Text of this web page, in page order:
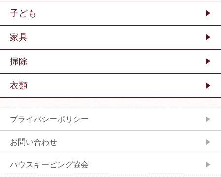
子ども
家具
掃除
衣類
プライバシーポリシー
お問い合わせ
ハウスキーピング協会